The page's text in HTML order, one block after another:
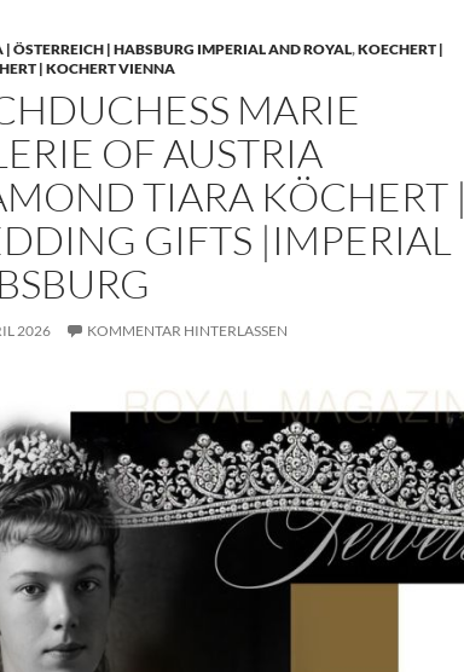
| ÖSTERREICH | HABSBURG IMPERIAL AND ROYAL,KOECHERT |
| KOCHERT VIENNA
MARIE
OF AUSTRIA
TIARA KÖCHERT |
GIFTS |IMPERIAL
2026 KOMMENTAR HINTERLASSEN